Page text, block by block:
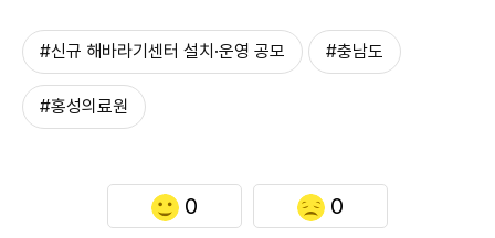
#신규 해바라기센터 설치·운영 공모 #충남도
#홍성의료원
0 0